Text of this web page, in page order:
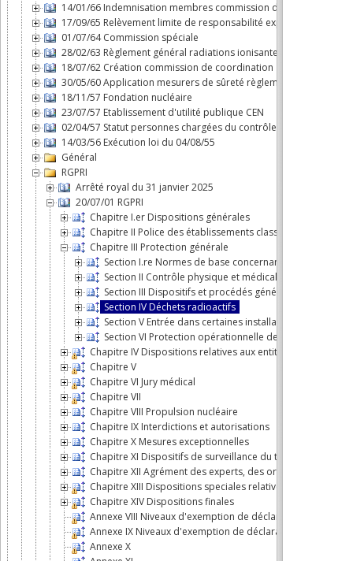
14/01/66 Indemnisation membres commission d'agréation des
17/09/65 Relèvement limite de responsabilité exploitant
01/07/64 Commission spéciale
28/02/63 Règlement général radiations ionisantes
18/07/62 Création commission de coordination
30/05/60 Application mesurers de sûreté règlement n°3 du
18/11/57 Fondation nucléaire
23/07/57 Etablissement d'utilité publique CEN
02/04/57 Statut personnes chargées du contrôle en exécution
14/03/56 Exécution loi du 04/08/55
Général
RGPRI
Arrêté royal du 31 janvier 2025
20/07/01 RGPRI
Chapitre I.er Dispositions générales
Chapitre II Police des établissements classés
Chapitre III Protection générale
Section I.re Normes de base concernant la protection
Section II Contrôle physique et médical
Section III Dispositifs et procédés généraux de
Section IV Déchets radioactifs
Section V Entrée dans certaines installations
Section VI Protection opérationnelle des travailleurs
Chapitre IV Dispositions relatives aux entités que
Chapitre V
Chapitre VI Jury médical
Chapitre VII
Chapitre VIII Propulsion nucléaire
Chapitre IX Interdictions et autorisations
Chapitre X Mesures exceptionnelles
Chapitre XI Dispositifs de surveillance du territoire et de
Chapitre XII Agrément des experts, des organismes et des
Chapitre XIII Dispositions speciales relatives aux sources
Chapitre XIV Dispositions finales
Annexe VIII Niveaux d'exemption de déclaration pour les
Annexe IX Niveaux d'exemption de déclaration pour les
Annexe X